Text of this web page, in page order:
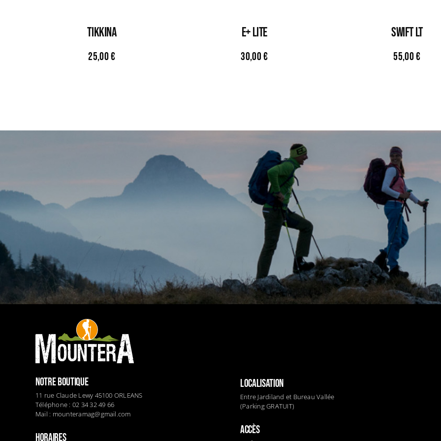
TIKKINA
25,00€
E+ LITE
30,00€
SWIFT LT
55,00€
NOTRE BOUTIQUE
11 rue Claude Lewy 45100 ORLEANS
Téléphone : 02 34 32 49 66
Mail : mounteramag@gmail.com
HORAIRES
LOCALISATION
Entre Jardiland et Bureau Vallée
(Parking GRATUIT)
ACCÈS